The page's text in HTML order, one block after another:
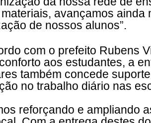
avançamos ainda
de nossos alunos”.
com o prefeito Rubens
aos estudantes, a
também concede
no trabalho diário nas
reforçando e ampliando